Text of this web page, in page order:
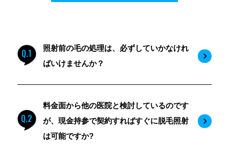
Q.1
照射前の毛の処理は、必ずしていかなけれ
ばいけませんか？
Q.2
料金面から他の医院と検討しているのです
が、現金持参で契約すればすぐに脱毛照射
は可能ですか?